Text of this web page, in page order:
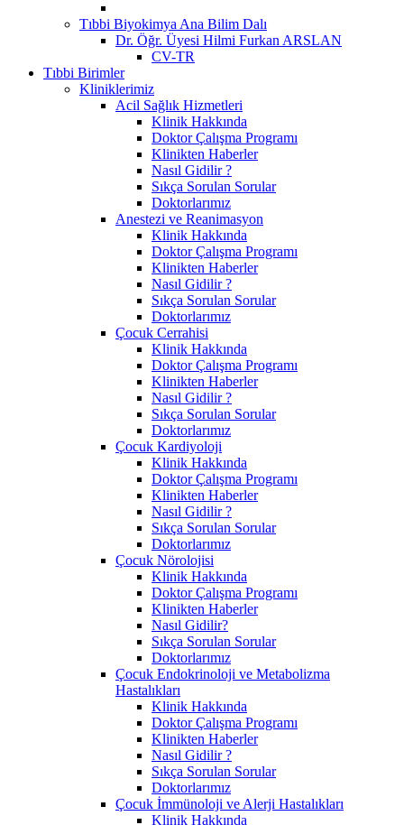
Tıbbi Biyokimya Ana Bilim Dalı
Dr. Öğr. Üyesi Hilmi Furkan ARSLAN
CV-TR
Tıbbi Birimler
Kliniklerimiz
Acil Sağlık Hizmetleri
Klinik Hakkında
Doktor Çalışma Programı
Klinikten Haberler
Nasıl Gidilir ?
Sıkça Sorulan Sorular
Doktorlarımız
Anestezi ve Reanimasyon
Klinik Hakkında
Doktor Çalışma Programı
Klinikten Haberler
Nasıl Gidilir ?
Sıkça Sorulan Sorular
Doktorlarımız
Çocuk Cerrahisi
Klinik Hakkında
Doktor Çalışma Programı
Klinikten Haberler
Nasıl Gidilir ?
Sıkça Sorulan Sorular
Doktorlarımız
Çocuk Kardiyoloji
Klinik Hakkında
Doktor Çalışma Programı
Klinikten Haberler
Nasıl Gidilir ?
Sıkça Sorulan Sorular
Doktorlarımız
Çocuk Nörolojisi
Klinik Hakkında
Doktor Çalışma Programı
Klinikten Haberler
Nasıl Gidilir?
Sıkça Sorulan Sorular
Doktorlarımız
Çocuk Endokrinoloji ve Metabolizma
Hastalıkları
Klinik Hakkında
Doktor Çalışma Programı
Klinikten Haberler
Nasıl Gidilir ?
Sıkça Sorulan Sorular
Doktorlarımız
Çocuk İmmünoloji ve Alerji Hastalıkları
Klinik Hakkında